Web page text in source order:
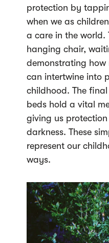
protection by
when we as
a care in the world.
hanging chair,
demonstrating how
can intertwine into
childhood. The
beds hold a vital
giving us
darkness. These
represent our
ways.